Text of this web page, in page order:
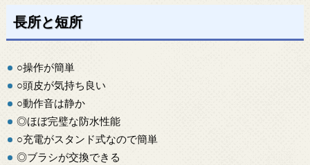
長所と短所
○操作が簡単
○頭皮が気持ち良い
○動作音は静か
◎ほぼ完璧な防水性能
○充電がスタンド式なので簡単
◎ブラシが交換できる